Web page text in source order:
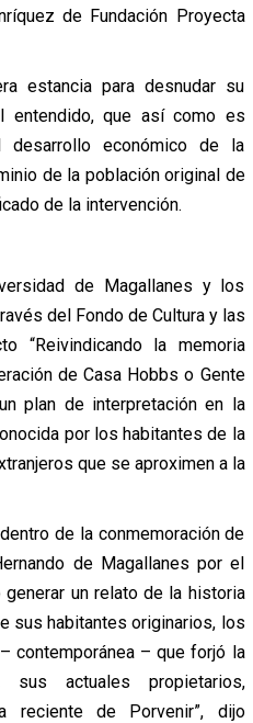
de Fundación Proyecta
estancia para desnudar su
entendido, que así como es
desarrollo económico de la
de la población original de
de la intervención.
de Magallanes y los
del Fondo de Cultura y las
“Reivindicando la memoria
de Casa Hobbs o Gente
plan de interpretación en la
por los habitantes de la
que se aproximen a la
de la conmemoración de
de Magallanes por el
un relato de la historia
sus habitantes originarios, los
contemporánea – que forjó la
sus actuales propietarios,
reciente de Porvenir”, dijo